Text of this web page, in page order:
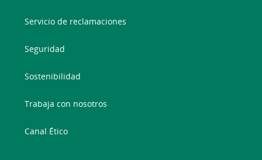
Servicio de reclamaciones
Seguridad
Sostenibilidad
Trabaja con nosotros
Canal Ético